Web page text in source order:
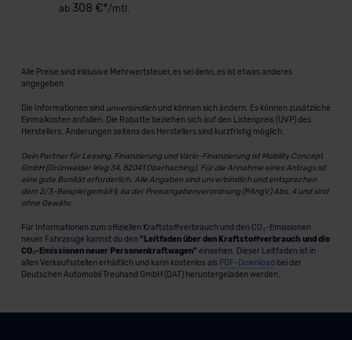
ab 308 €*/mtl.
Alle Preise sind inklusive Mehrwertsteuer, es sei denn, es ist etwas anderes
angegeben.
Die Informationen sind unverbindlichund können sich ändern. Es können zusätzliche
Einmalkosten anfallen. Die Rabatte beziehen sich auf den Listenpreis (UVP) des
Herstellers. Änderungen seitens des Herstellers sind kurzfristig möglich.
Dein Partner für Leasing, Finanzierung und Vario-Finanzierung ist Mobility Concept
GmbH (Grünwalder Weg 34, 82041 Oberhaching). Für die Annahme eines Antrags ist
eine gute Bonität erforderlich. Alle Angaben sind unverbindlich und entsprechen
dem 2/3-Beispiel gemäß § 6a der Preisangabenverordnung (PAngV) Abs. 4 und sind
ohne Gewähr.
Für Informationen zum offiziellen Kraftstoffverbrauch und den CO₂-Emissionen
neuer Fahrzeuge kannst du den "Leitfaden über den Kraftstoffverbrauch und die
CO₂-Emissionen neuer Personenkraftwagen" einsehen. Dieser Leitfaden ist in
allen Verkaufsstellen erhältlich und kann kostenlos als PDF-Download bei der
Deutschen Automobil Treuhand GmbH (DAT) heruntergeladen werden.